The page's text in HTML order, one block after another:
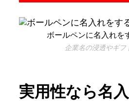
ボールペンに名入れを
企業名の浸透やギフ
実用性なら名